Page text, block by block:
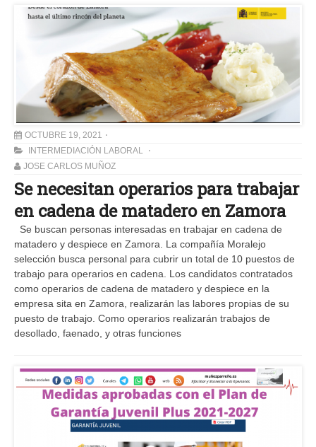
OCTUBRE 19, 2021
INTERMEDIACIÓN LABORAL
JOSE CARLOS MUÑOZ
Se necesitan operarios para trabajar
en cadena de matadero en Zamora
Se buscan personas interesadas en trabajar en cadena de
matadero y despiece en Zamora. La compañía Moralejo
selección busca personal para cubrir un total de 10 puestos de
trabajo para operarios en cadena. Los candidatos contratados
como operarios de cadena de matadero y despiece en la
empresa sita en Zamora, realizarán las labores propias de su
puesto de trabajo. Como operarios realizarán trabajos de
desollado, faenado, y otras funciones